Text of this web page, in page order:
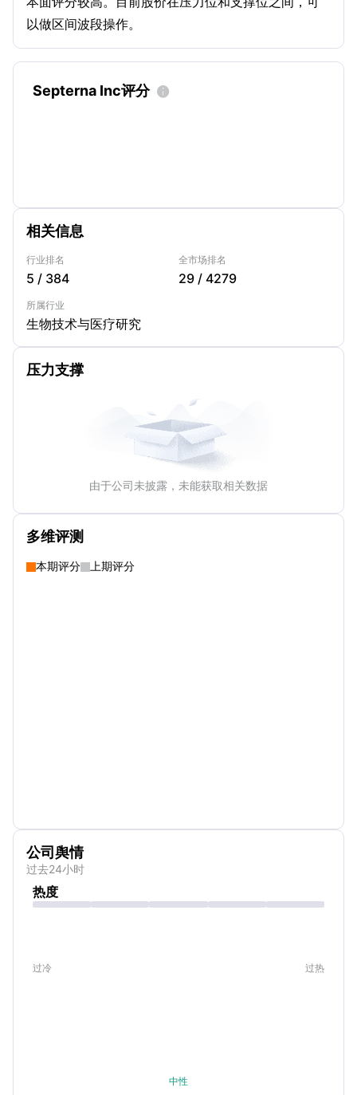
以做区间波段操作。
Septerna Inc评分 
相关信息
行业排名
5 / 384
全市场排名
29 / 4279
所属行业
生物技术与医疗研究
压力支撑
由于公司未披露，未能获取相关数据
多维评测
本期评分 上期评分
公司舆情
过去24小时
热度
过冷 过热
中性